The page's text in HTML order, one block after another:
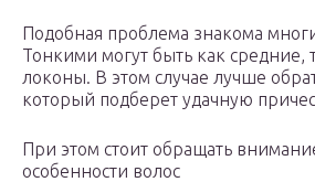
Подобная проблема знакома
Тонкими могут быть как средние,
локоны. В этом случае лучше
который подберет удачную
При этом стоит обращать
особенности волос